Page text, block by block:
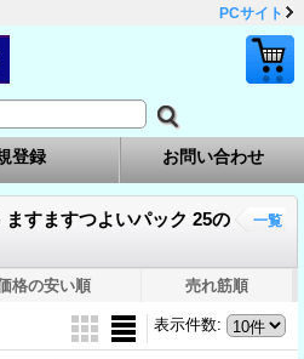
PCサイト
登録 お問い合わせ
すますつよいパック 25の
一覧
格の安い順 売れ筋順
表示件数: